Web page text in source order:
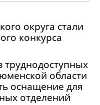
округа стали
конкурса
области
оснащение для
отделений